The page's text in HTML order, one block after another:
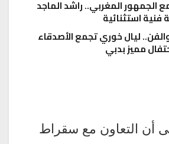
الجمهور المغربي.. راشد الماجد
استثنائية
ليال خوري تجمع الأصدقاء
مميز بدبي
أن التعاون مع سقراط